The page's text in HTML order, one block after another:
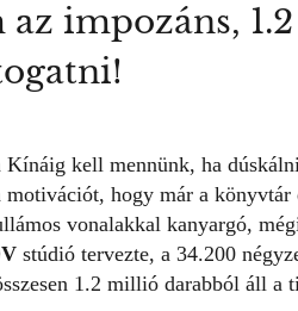
impozáns,
Kínáig kell mennünk, ha
hogy már a könyvtár
vonalakkal kanyargó,
stúdió tervezte, a 34.200
1.2 millió darabból áll a